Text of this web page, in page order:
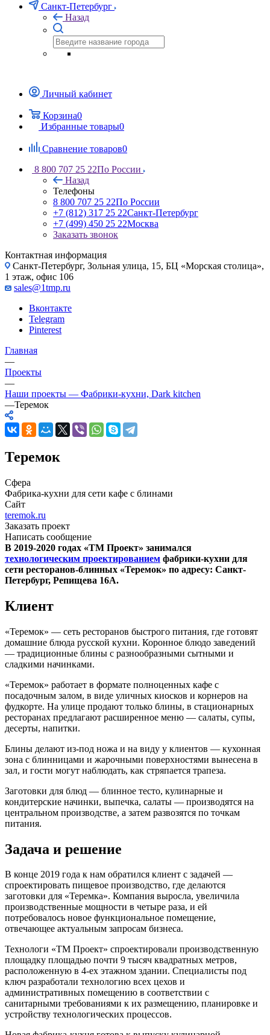
Санкт-Петербург
Назад
Личный кабинет
Корзина0
Избранные товары0
Сравнение товаров0
8 800 707 25 22По России
Назад
Телефоны
8 800 707 25 22По России
+7 (812) 317 25 22Санкт-Петербург
+7 (499) 450 25 22Москва
Заказать звонок
Контактная информация
Санкт-Петербург, Зольная улица, 15, БЦ «Морская столица»,
1 этаж, офис 106
sales@1tmp.ru
Вконтакте
Telegram
Pinterest
Главная
—
Проекты
—
Наши проекты — Фабрики-кухни, Dark kitchen
—Теремок
Теремок
Сфера
Фабрика-кухни для сети кафе с блинами
Сайт
teremok.ru
Заказать проект
Написать сообщение
В 2019-2020 годах «ТМ Проект» занимался
технологическим проектированием фабрики-кухни для
сети ресторанов-блинных «Теремок» по адресу: Санкт-
Петербург, Репищева 16А.
Клиент
«Теремок» — сеть ресторанов быстрого питания, где готовят
домашние блюда русской кухни. Коронное блюдо заведений
— традиционные блины с разнообразными сытными и
сладкими начинками.
«Теремок» работает в формате полноценных кафе с
посадочным залом, в виде уличных киосков и корнеров на
фудкорте. На улице продают только блины, в стационарных
ресторанах предлагают расширенное меню — салаты, супы,
десерты, напитки.
Блины делают из-под ножа и на виду у клиентов — кухонная
зона с блинницами и жарочными поверхностями вынесена в
зал, и гости могут наблюдать, как стряпается трапеза.
Заготовки для блюд — блинное тесто, кулинарные и
кондитерские начинки, выпечка, салаты — производятся на
центральном производстве, а затем развозятся по точкам
питания.
Задача и решение
В конце 2019 года к нам обратился клиент с задачей —
спроектировать пищевое производство, где делаются
заготовки для «Теремка». Компания выросла, увеличила
производственные мощности в четыре раза, и ей
потребовалось новое функциональное помещение,
отвечающее актуальным запросам бизнеса.
Технологи «ТМ Проект» спроектировали производственную
площадку площадью почти 9 тысяч квадратных метров,
расположенную в 4-ех этажном здании. Специалисты под
ключ разработали технологию всех цехов и
административных помещению в соответствии с
санитарными требованиями к их размещению, планировке и
устройству технологических процессов.